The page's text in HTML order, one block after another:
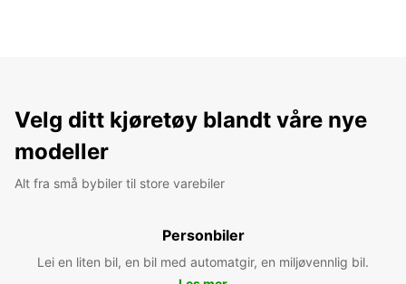
Velg ditt kjøretøy blandt våre nye
modeller
Alt fra små bybiler til store varebiler
Personbiler
Lei en liten bil, en bil med automatgir, en miljøvennlig bil.